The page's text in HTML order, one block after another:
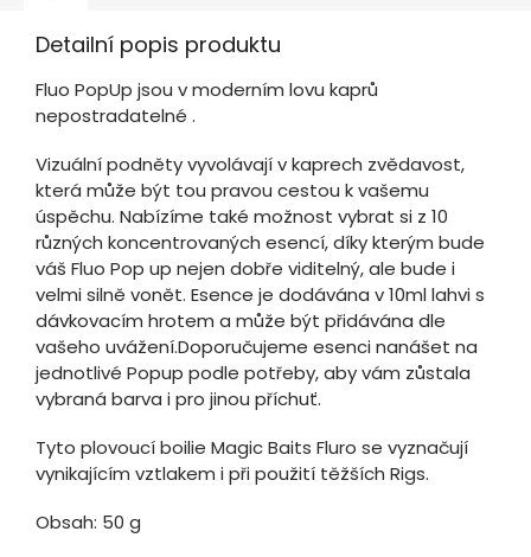
Detailní popis produktu
Fluo PopUp jsou v moderním lovu kaprů
nepostradatelné .
Vizuální podněty vyvolávají v kaprech zvědavost,
která může být tou pravou cestou k vašemu
úspěchu. Nabízíme také možnost vybrat si z 10
různých koncentrovaných esencí, díky kterým bude
váš Fluo Pop up nejen dobře viditelný, ale bude i
velmi silně vonět. Esence je dodávána v 10ml lahvi s
dávkovacím hrotem a může být přidávána dle
vašeho uvážení.Doporučujeme esenci nanášet na
jednotlivé Popup podle potřeby, aby vám zůstala
vybraná barva i pro jinou příchuť.
Tyto plovoucí boilie Magic Baits Fluro se vyznačují
vynikajícím vztlakem i při použití těžších Rigs.
Obsah: 50 g